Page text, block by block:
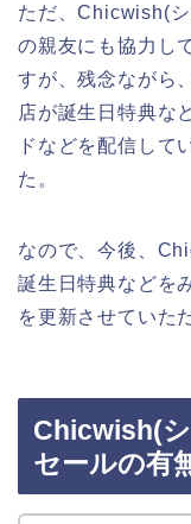
ただ、Chicwish(
の親友にも協力し
すが、残念ながら
店が誕生日特典な
ドなどを配信して
た。
なので、今後、
誕生日特典などを
を更新させていた
Chicwish(
セールの有